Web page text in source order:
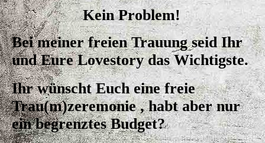
Kein Problem!
Bei meiner freien Trauung seid Ihr
und Eure Lovestory das Wichtigste.
Ihr wünscht Euch eine freie
Trau(m)zeremonie , habt aber nur
ein begrenztes Budget?